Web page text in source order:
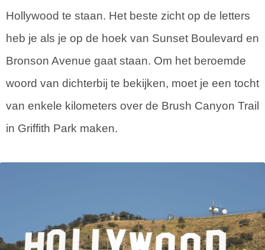
Hollywood te staan. Het beste zicht op de letters
heb je als je op de hoek van Sunset Boulevard en
Bronson Avenue gaat staan. Om het beroemde
woord van dichterbij te bekijken, moet je een tocht
van enkele kilometers over de Brush Canyon Trail
in Griffith Park maken.